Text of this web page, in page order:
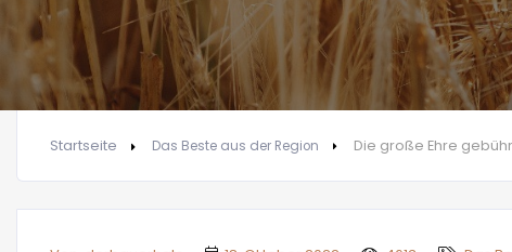
Startseite Das Beste aus der Region Die große Ehre